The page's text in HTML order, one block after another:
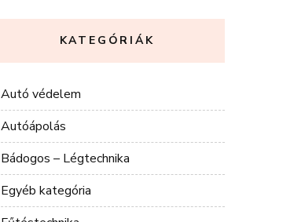
KATEGÓRIÁK
Autó védelem
Autóápolás
Bádogos – Légtechnika
Egyéb kategória